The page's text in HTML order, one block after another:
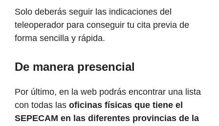
Solo deberás seguir las indicaciones del
teleoperador para conseguir tu cita previa de
forma sencilla y rápida.
De manera presencial
Por último, en la web podrás encontrar una lista
con todas las oficinas físicas que tiene el
SEPECAM en las diferentes provincias de la